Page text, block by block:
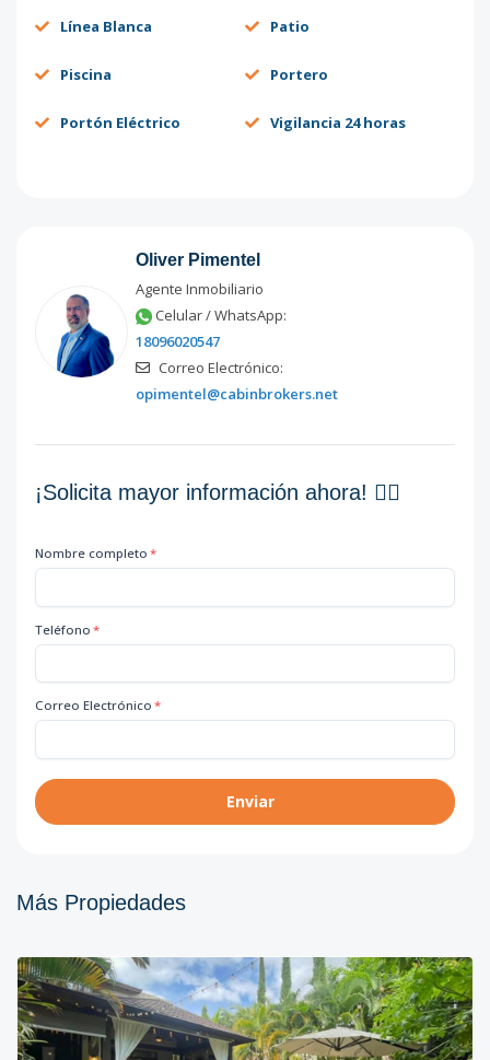
Línea Blanca Patio
Piscina Portero
Portón Eléctrico Vigilancia 24 horas
Oliver Pimentel
Agente Inmobiliario
Celular / WhatsApp:
18096020547
Correo Electrónico:
opimentel@cabinbrokers.net
¡Solicita mayor información ahora! 👇🏽
Nombre completo *
Teléfono *
Correo Electrónico *
Enviar
Más Propiedades